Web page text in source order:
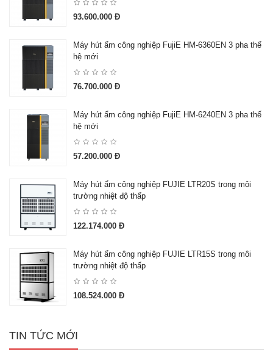
93.600.000 Đ
Máy hút ẩm công nghiệp FujiE HM-6360EN 3 pha thế
hệ mới
76.700.000 Đ
Máy hút ẩm công nghiệp FujiE HM-6240EN 3 pha thế
hệ mới
57.200.000 Đ
Máy hút ẩm công nghiệp FUJIE LTR20S trong môi
trường nhiệt độ thấp
122.174.000 Đ
Máy hút ẩm công nghiệp FUJIE LTR15S trong môi
trường nhiệt độ thấp
108.524.000 Đ
TIN TỨC MỚI